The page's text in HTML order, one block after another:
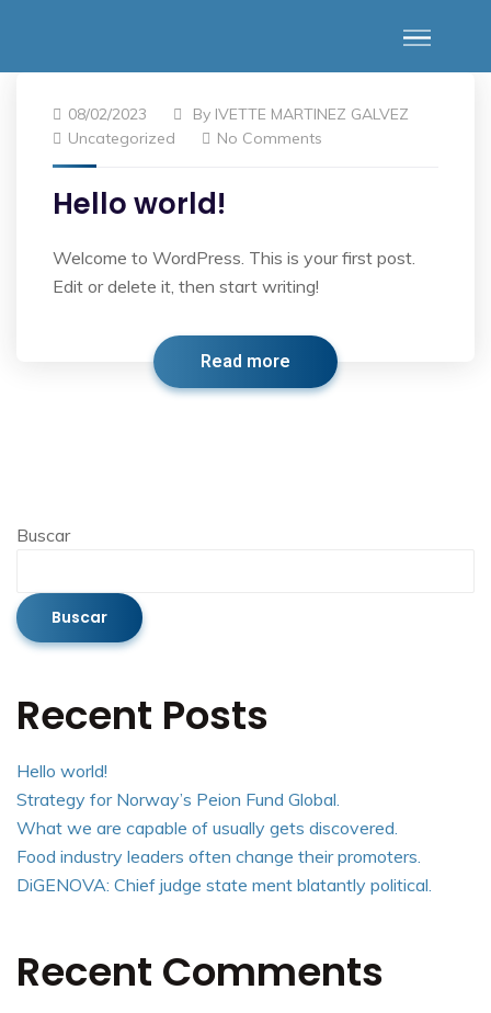
08/02/2023 By IVETTE MARTINEZ GALVEZ
Uncategorized
No Comments
Hello world!
Welcome to WordPress. This is your first post.
Edit or delete it, then start writing!
Read more
Buscar
Buscar
Recent Posts
Hello world!
Strategy for Norway’s Peion Fund Global.
What we are capable of usually gets discovered.
Food industry leaders often change their promoters.
DiGENOVA: Chief judge state ment blatantly political.
Recent Comments